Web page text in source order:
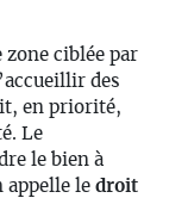
ciblée par
des
en priorité,
Le
le bien à
appelle le droit